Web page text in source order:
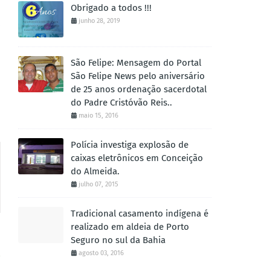
Obrigado a todos !!!
junho 28, 2019
São Felipe: Mensagem do Portal
São Felipe News pelo aniversário
de 25 anos ordenação sacerdotal
do Padre Cristóvão Reis..
maio 15, 2016
Polícia investiga explosão de
caixas eletrônicos em Conceição
do Almeida.
julho 07, 2015
Tradicional casamento indígena é
realizado em aldeia de Porto
Seguro no sul da Bahia
agosto 03, 2016